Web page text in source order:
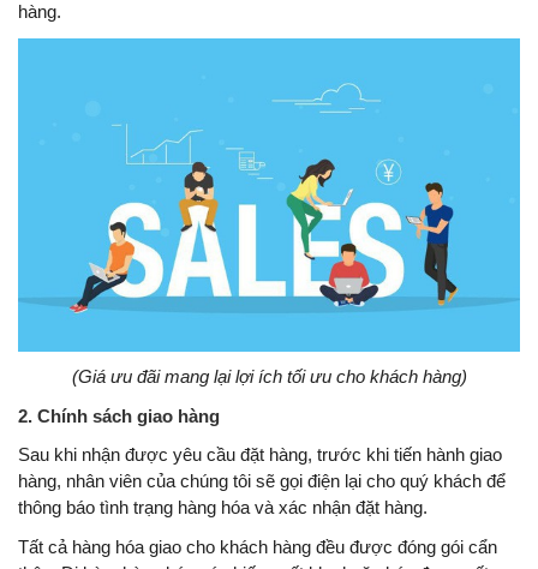
hàng.
(Giá ưu đãi mang lại lợi ích tối ưu cho khách hàng)
2. Chính sách giao hàng
Sau khi nhận được yêu cầu đặt hàng, trước khi tiến hành giao
hàng, nhân viên của chúng tôi sẽ gọi điện lại cho quý khách để
thông báo tình trạng hàng hóa và xác nhận đặt hàng.
Tất cả hàng hóa giao cho khách hàng đều được đóng gói cẩn